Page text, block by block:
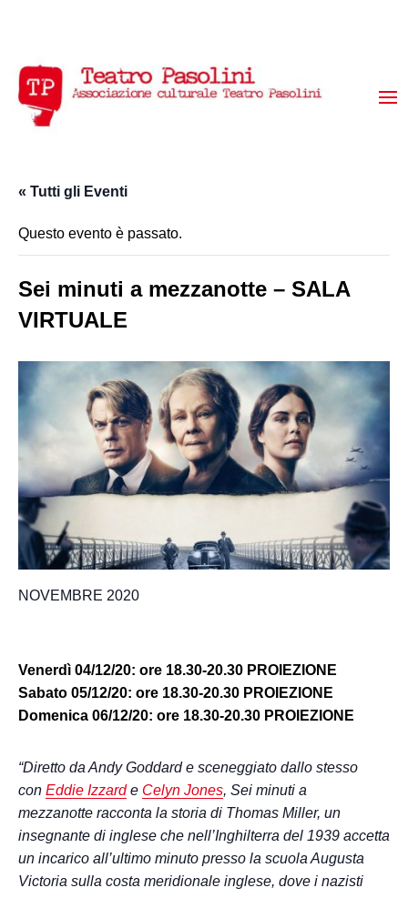
« Tutti gli Eventi
Questo evento è passato.
Sei minuti a mezzanotte – SALA
VIRTUALE
NOVEMBRE 2020
Venerdì 04/12/20: ore 18.30-20.30 PROIEZIONE
Sabato 05/12/20: ore 18.30-20.30 PROIEZIONE
Domenica 06/12/20: ore 18.30-20.30 PROIEZIONE
“Diretto da Andy Goddard e sceneggiato dallo stesso
con Eddie Izzarde Celyn Jones, Sei minuti a
mezzanotte racconta la storia di Thomas Miller, un
insegnante di inglese che nell’Inghilterra del 1939 accetta
un incarico all’ultimo minuto presso la scuola Augusta
Victoria sulla costa meridionale inglese, dove i nazisti